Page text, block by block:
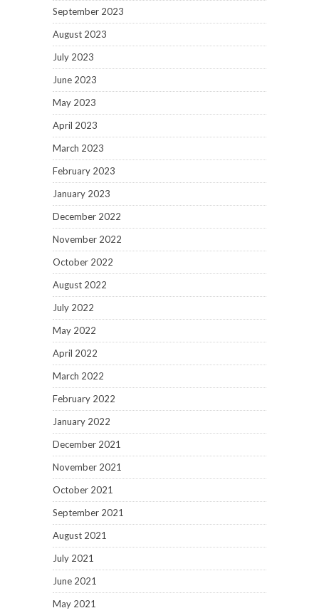
September 2023
August 2023
July 2023
June 2023
May 2023
April 2023
March 2023
February 2023
January 2023
December 2022
November 2022
October 2022
August 2022
July 2022
May 2022
April 2022
March 2022
February 2022
January 2022
December 2021
November 2021
October 2021
September 2021
August 2021
July 2021
June 2021
May 2021